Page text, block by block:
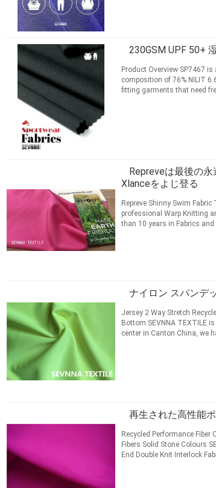
230GSM UPF 50+
Product Overview SP7467
composition of 76% NILIT
fitting garments that need
Repreveは最後の
Xlanceをよじ登る
Repreve Shinny Swim
professional Warp Knitting
than 10 years in Fabrics
ナイロン スパンデ
Jersey 2 Way Stretch
Bottom​ SEVNNA TEXTILE
center in Canton China, we
再生された高性能
Recycled Performance Fiber
Fibers Solid Stone Colours
End Double Knit Interlock